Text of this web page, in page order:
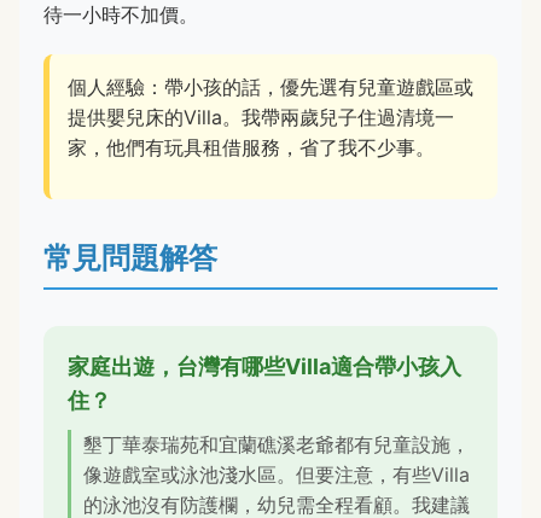
待一小時不加價。
個人經驗：帶小孩的話，優先選有兒童遊戲區或
提供嬰兒床的Villa。我帶兩歲兒子住過清境一
家，他們有玩具租借服務，省了我不少事。
常見問題解答
家庭出遊，台灣有哪些Villa適合帶小孩入
住？
墾丁華泰瑞苑和宜蘭礁溪老爺都有兒童設施，
像遊戲室或泳池淺水區。但要注意，有些Villa
的泳池沒有防護欄，幼兒需全程看顧。我建議